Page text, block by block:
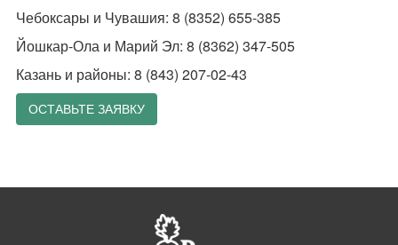
Чебоксары и Чувашия: 8 (8352) 655-385
Йошкар-Ола и Марий Эл: 8 (8362) 347-505
Казань и районы: 8 (843) 207-02-43
ОСТАВЬТЕ ЗАЯВКУ